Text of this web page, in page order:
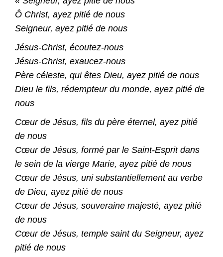
Ô Christ, ayez pitié de nous
Seigneur, ayez pitié de nous
Jésus-Christ, écoutez-nous
Jésus-Christ, exaucez-nous
Père céleste, qui êtes Dieu, ayez pitié de nous
Dieu le fils, rédempteur du monde, ayez pitié de
nous
Cœur de Jésus, fils du père éternel, ayez pitié
de nous
Cœur de Jésus, formé par le Saint-Esprit dans
le sein de la vierge Marie, ayez pitié de nous
Cœur de Jésus, uni substantiellement au verbe
de Dieu, ayez pitié de nous
Cœur de Jésus, souveraine majesté, ayez pitié
de nous
Cœur de Jésus, temple saint du Seigneur, ayez
pitié de nous